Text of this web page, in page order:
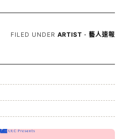
FILED UNDER ARTIST · 藝人速報